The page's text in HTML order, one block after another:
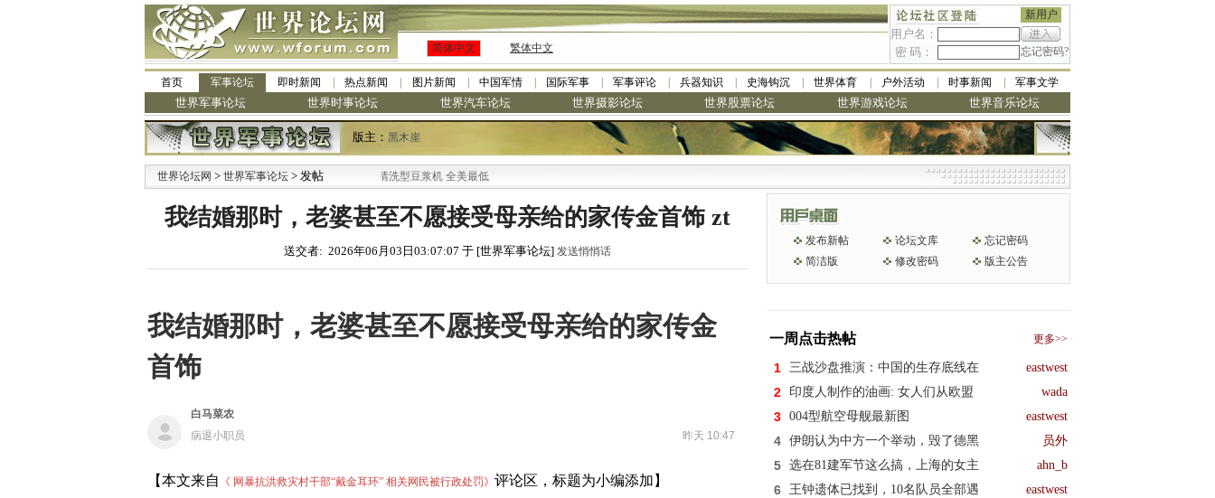
新用户
用户名：
密 码：
忘记密码?
简体中文 繁体中文
首页 军事论坛 即时新闻 热点新闻 图片新闻 中国军情 国际军事 军事评论 兵器知识 史海钩沉 世界体育 户外活动 时事新闻 军事文学
世界军事论坛 世界时事论坛 世界汽车论坛 世界摄影论坛 世界股票论坛 世界游戏论坛 世界音乐论坛
版主： 黑木崖
世界论坛网 > 世界军事论坛 > 发帖
· 九阳全新免清洗型豆浆机 全美最低
我结婚那时，老婆甚至不愿接受母亲给的家传金首饰 zt
送交者: 2026年06月03日03:07:07 于 [世界军事论坛] 发送悄悄话
我结婚那时，老婆甚至不愿接受母亲给的家传金
首饰
白马菜农
病退小职员
昨天 10:47
【本文来自 《 网暴抗洪救灾村干部“戴金耳环” 相关网民被行政处罚》 评论区，标题为小编添加】
发布新帖 论坛文库
忘记密码
简洁版
修改密码 版主公告
一周点击热帖 更多>>
1 三战沙盘推演：中国的生存底线在 eastwest
2 印度人制作的油画: 女人们从欧盟 wada
3 004型航空母舰最新图 eastwest
4 伊朗认为中方一个举动，毁了德黑 员外
5 选在81建军节这么搞，上海的女主 ahn_b
6 王钟遗体已找到，10名队员全部遇 eastwest